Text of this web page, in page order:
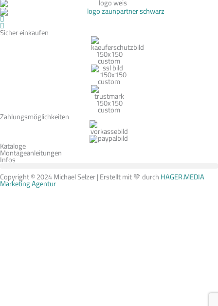
Sicher einkaufen
Zahlungsmöglichkeiten
Kataloge
Montageanleitungen
Infos
Copyright © 2024 Michael Selzer | Erstellt mit 💚 durchHAGER.MEDIA
Marketing Agentur